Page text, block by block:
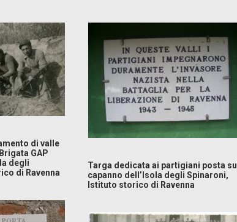
di valle
GAP
degli
di Ravenna
Targa dedicata ai partigiani posta sul
capanno dell’Isola degli Spinaroni,
Istituto storico di Ravenna